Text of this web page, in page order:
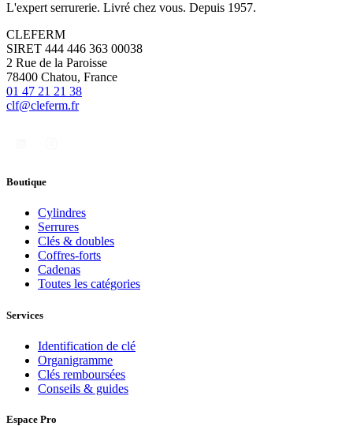
L'expert serrurerie. Livré chez vous. Depuis 1957.
CLEFERM
SIRET 444 446 363 00038
2 Rue de la Paroisse
78400 Chatou, France
01 47 21 21 38
clf@cleferm.fr
Boutique
Cylindres
Serrures
Clés & doubles
Coffres-forts
Cadenas
Toutes les catégories
Services
Identification de clé
Organigramme
Clés remboursées
Conseils & guides
Espace Pro